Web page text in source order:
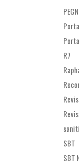
PEGN
R7
SBT
SBT